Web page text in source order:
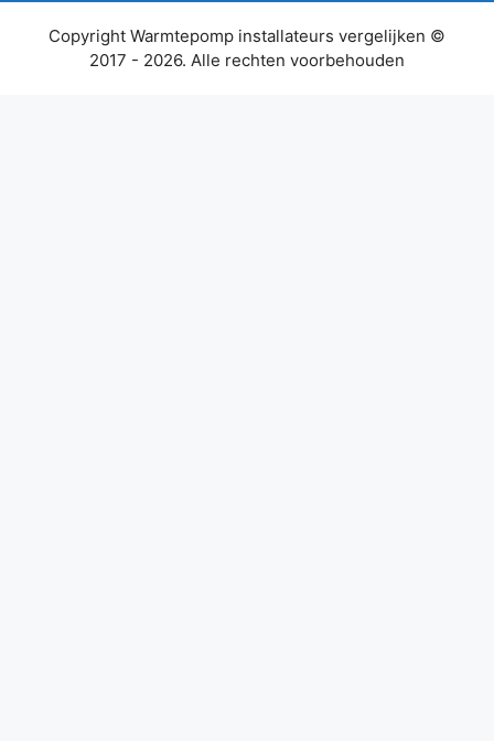
Copyright Warmtepomp installateurs vergelijken ©
2017 - 2026. Alle rechten voorbehouden